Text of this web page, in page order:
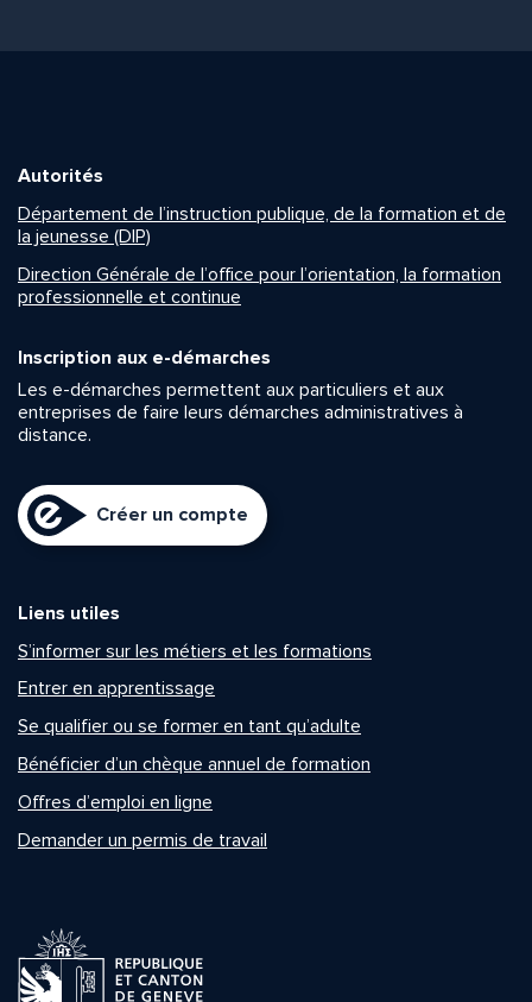
Autorités
Département de l’instruction publique, de la formation et de
la jeunesse (DIP)
Direction Générale de l’office pour l’orientation, la formation
professionnelle et continue
Inscription aux e-démarches
Les e-démarches permettent aux particuliers et aux
entreprises de faire leurs démarches administratives à
distance.
Créer un compte
Liens utiles
S’informer sur les métiers et les formations
Entrer en apprentissage
Se qualifier ou se former en tant qu’adulte
Bénéficier d’un chèque annuel de formation
Offres d’emploi en ligne
Demander un permis de travail